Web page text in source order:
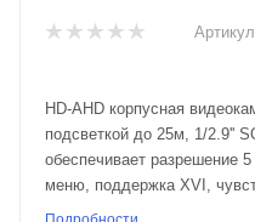
HD-AHD корпусная
подсветкой до 25м, 1/2.9''
обеспечивает разрешение
меню, поддержка XVI,
0 лк) F1.2, объектив